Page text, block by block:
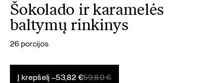
Šokolado ir karamelės
baltymų rinkinys
26 porcijos
Į krepšelį – 59,80€
Original
53,82€
Current